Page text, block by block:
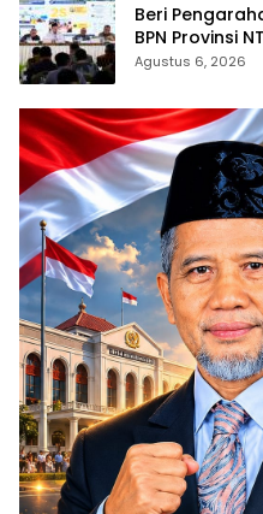
Beri
BPN Provinsi
Sudut
Agustus 6, 2026